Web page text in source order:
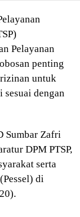
Pelayanan
penting
untuk
sesuai dengan
Sumbar Zafri
DPM PTSP,
serta
di